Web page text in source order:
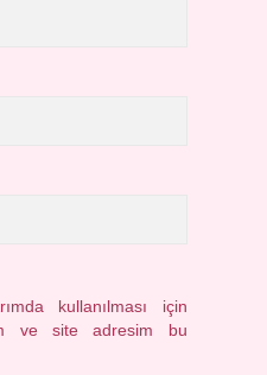
kullanılması için
ve site adresim bu